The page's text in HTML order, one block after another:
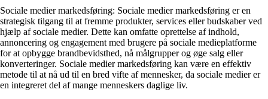
Sociale medier markedsføring: Sociale medier markedsføring er en
strategisk tilgang til at fremme produkter, services eller budskaber ved
hjælp af sociale medier. Dette kan omfatte oprettelse af indhold,
annoncering og engagement med brugere på sociale medieplatforme
for at opbygge brandbevidsthed, nå målgrupper og øge salg eller
konverteringer. Sociale medier markedsføring kan være en effektiv
metode til at nå ud til en bred vifte af mennesker, da sociale medier er
en integreret del af mange menneskers daglige liv.